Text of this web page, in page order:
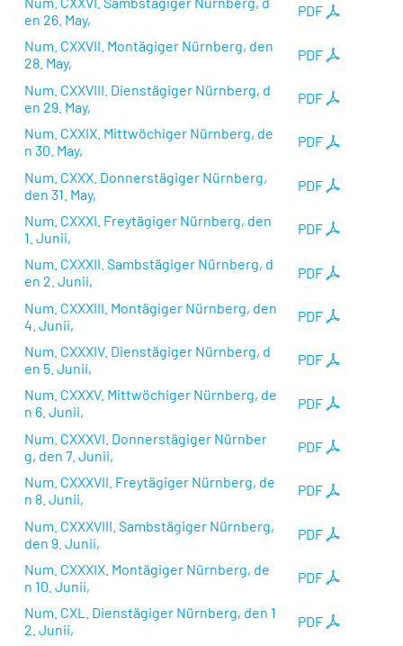
PDF
en 26. May,
PDF
Num. CXXVII. Montägiger Nürnberg, den
28. May,
PDF
Num. CXXVIII. Dienstägiger Nürnberg, d
en 29. May,
PDF
Num. CXXIX. Mittwöchiger Nürnberg, de
n 30. May,
PDF
Num. CXXX. Donnerstägiger Nürnberg,
den 31. May,
PDF
Num. CXXXI. Freytägiger Nürnberg, den
1. Junii,
PDF
Num. CXXXII. Sambstägiger Nürnberg, d
en 2. Junii,
PDF
Num. CXXXIII. Montägiger Nürnberg, den
4. Junii,
PDF
Num. CXXXIV. Dienstägiger Nürnberg, d
en 5. Junii,
PDF
Num. CXXXV. Mittwöchiger Nürnberg, de
n 6. Junii,
PDF
Num. CXXXVI. Donnerstägiger Nürnber
g, den 7. Junii,
PDF
Num. CXXXVII. Freytägiger Nürnberg, de
n 8. Junii,
PDF
Num. CXXXVIII. Sambstägiger Nürnberg,
den 9. Junii,
PDF
Num. CXXXIX. Montägiger Nürnberg, de
n 10. Junii,
PDF
Num. CXL. Dienstägiger Nürnberg, den 1
2. Junii,